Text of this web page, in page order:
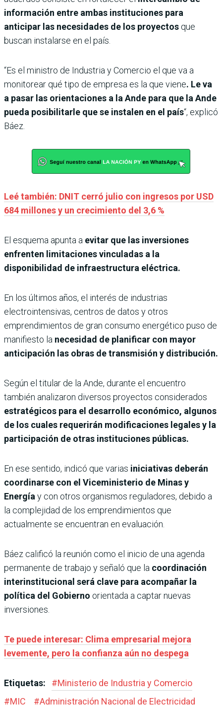
información entre ambas instituciones para
anticipar las necesidades de los proyectos que
buscan instalarse en el país.
“Es el ministro de Industria y Comercio el que va a
monitorear qué tipo de empresa es la que viene. Le va
a pasar las orientaciones a la Ande para que la Ande
pueda posibilitarle que se instalen en el país“, explicó
Báez.
Leé también: DNIT cerró julio con ingresos por USD
684 millones y un crecimiento del 3,6 %
El esquema apunta a evitar que las inversiones
enfrenten limitaciones vinculadas a la
disponibilidad de infraestructura eléctrica.
En los últimos años, el interés de industrias
electrointensivas, centros de datos y otros
emprendimientos de gran consumo energético puso de
manifiesto la necesidad de planificar con mayor
anticipación las obras de transmisión y distribución.
Según el titular de la Ande, durante el encuentro
también analizaron diversos proyectos considerados
estratégicos para el desarrollo económico, algunos
de los cuales requerirán modificaciones legales y la
participación de otras instituciones públicas.
En ese sentido, indicó que varias iniciativas deberán
coordinarse con el Viceministerio de Minas y
Energía y con otros organismos reguladores, debido a
la complejidad de los emprendimientos que
actualmente se encuentran en evaluación.
Báez calificó la reunión como el inicio de una agenda
permanente de trabajo y señaló que la coordinación
interinstitucional será clave para acompañar la
política del Gobierno orientada a captar nuevas
inversiones.
Te puede interesar: Clima empresarial mejora
levemente, pero la confianza aún no despega
Etiquetas: #Ministerio de Industria y Comercio
#MIC #Administración Nacional de Electricidad